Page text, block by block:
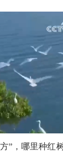
”，哪里种红